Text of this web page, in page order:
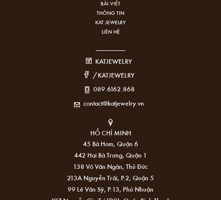
BÀI VIẾT
THÔNG TIN
KAT JEWELRY
LIÊN HỆ
KATJEWELRY
/KATJEWELRY
089.6162.868
contact@katjewelry.vn
HỒ CHÍ MINH
45 Bà Hom, Quận 6
442 Hai Bà Trưng, Quận 1
138 Võ Văn Ngân, Thủ Đức
213A Nguyễn Trãi, P.2, Quận 5
99 Lê Văn Sỹ, P.13, Phú Nhuận